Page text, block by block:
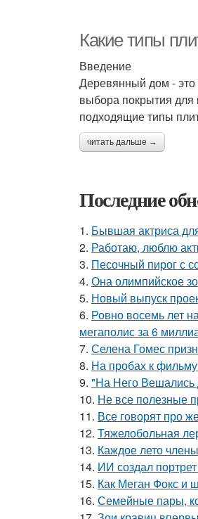
Какие типы
Введение
Деревянный дом - это
выбора покрытия для
подходящие типы
читать дальше →
Последние
1. Бывшая актриса
2. Работаю, люблю
3. Песочный пирог с
4. Она олимпийское
5. Новый выпуск
6. Ровно восемь лет
мегаполис за 6
7. Селена Гомес
8. На пробах к
9. "На Него Вешались
10. Не все полезные
11. Все говорят про
12. Тяжелобольная
13. Каждое лето
14. ИИ создал
15. Как Меган Фокс и
16. Семейные пары,